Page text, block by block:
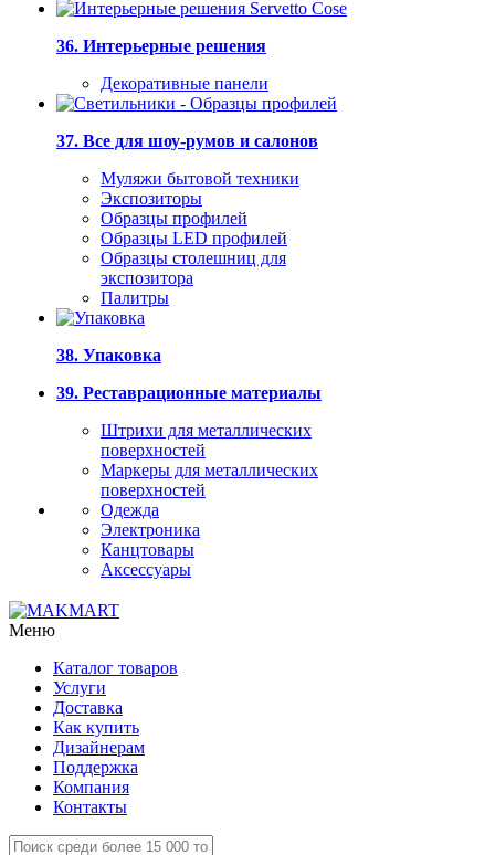
36. Интерьерные решения
Декоративные панели
37. Все для шоу-румов и салонов
Муляжи бытовой техники
Экспозиторы
Образцы профилей
Образцы LED профилей
Образцы столешниц для
экспозитора
Палитры
38. Упаковка
39. Реставрационные материалы
Штрихи для металлических
поверхностей
Маркеры для металлических
поверхностей
Одежда
Электроника
Канцтовары
Аксессуары
Меню
Каталог товаров
Услуги
Доставка
Как купить
Дизайнерам
Поддержка
Компания
Контакты